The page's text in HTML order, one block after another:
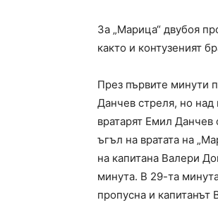
За „Марица“ двубоя
както и контузеният
През първите минути
Данчев стреля, но над
вратарят Емил Данчев
ъгъл на вратата на
на капитана Валери
минута. В 29-та
пропусна и